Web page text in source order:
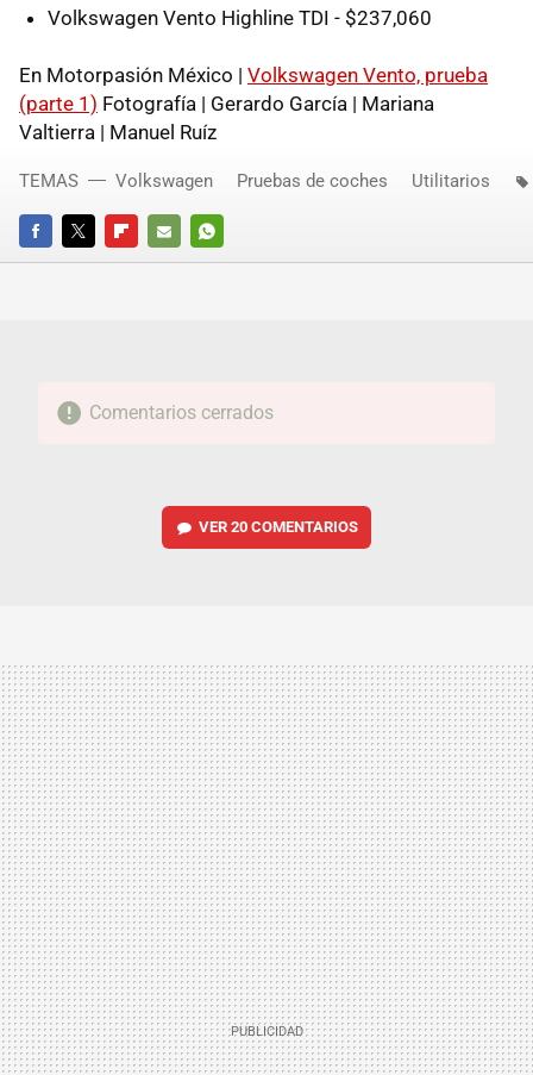
Volkswagen Vento Highline TDI - $237,060
En Motorpasión México | Volkswagen Vento, prueba
(parte 1) Fotografía | Gerardo García | Mariana
Valtierra | Manuel Ruíz
FACEBOOKTWITTERFLIPBOARD
E-
WHATSAPP
TEMAS Volkswagen Pruebas de coches Utilitarios
Comentarios cerrados
VER 20 COMENTARIOS